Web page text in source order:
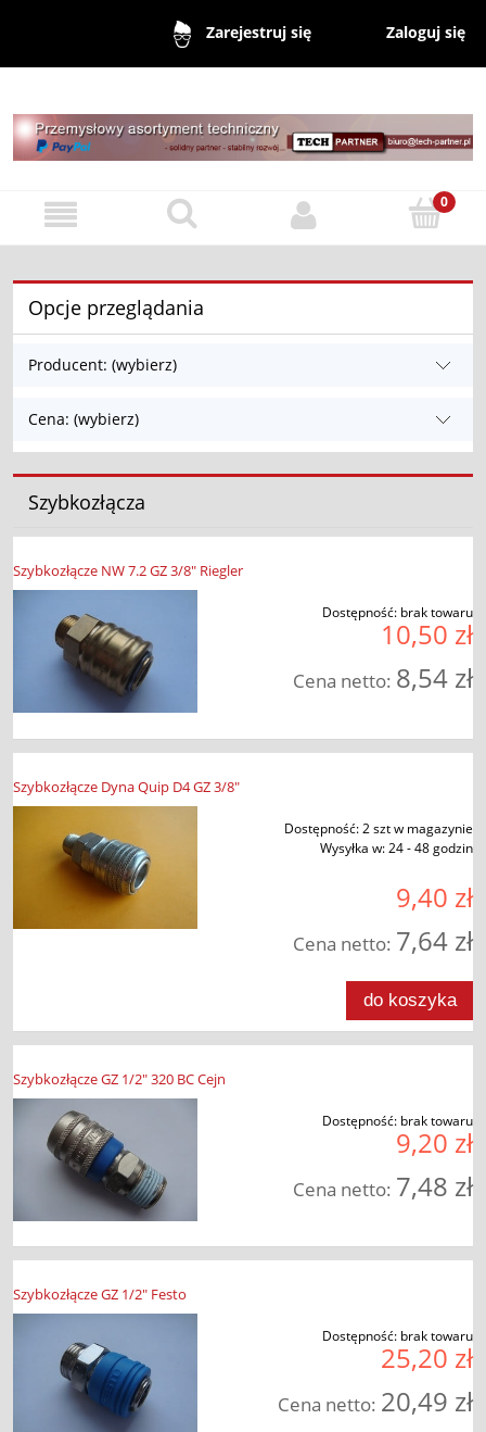
Zarejestruj się Zaloguj się
Opcje przeglądania
Producent: (wybierz)
Cena: (wybierz)
Szybkozłącza
Szybkozłącze NW 7.2 GZ 3/8" Riegler
Dostępność: brak towaru
10,50 zł
Cena netto: 8,54 zł
Szybkozłącze Dyna Quip D4 GZ 3/8"
Dostępność:2 szt w magazynie
Wysyłka w:24 - 48 godzin
9,40 zł
Cena netto: 7,64 zł
do koszyka
Szybkozłącze GZ 1/2" 320 BC Cejn
Dostępność: brak towaru
9,20 zł
Cena netto: 7,48 zł
Szybkozłącze GZ 1/2" Festo
Dostępność: brak towaru
25,20 zł
Cena netto: 20,49 zł